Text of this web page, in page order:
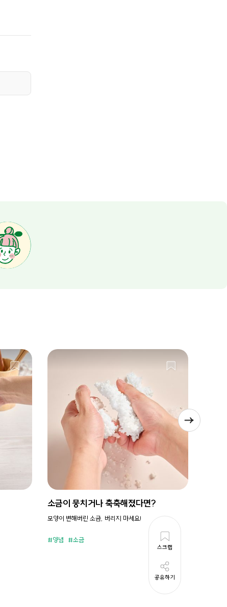
스크랩
공유하기
소금이 뭉치거나 축축해졌다면?
모양이 변해버린 소금, 버리지 마세요!
양념 소금